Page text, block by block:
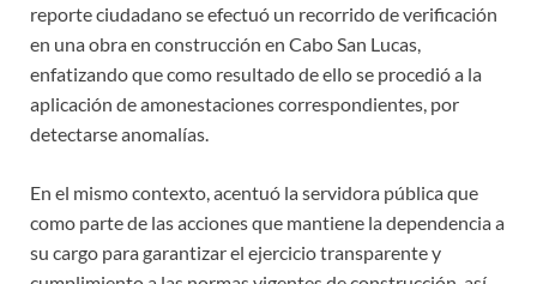
reporte ciudadano se efectuó un recorrido de verificación
en una obra en construcción en Cabo San Lucas,
enfatizando que como resultado de ello se procedió a la
aplicación de amonestaciones correspondientes, por
detectarse anomalías.
En el mismo contexto, acentuó la servidora pública que
como parte de las acciones que mantiene la dependencia a
su cargo para garantizar el ejercicio transparente y